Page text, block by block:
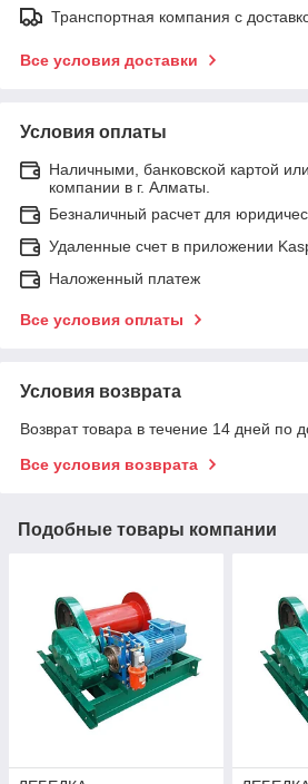
Транспортная компания с
Все условия доставки
Условия оплаты
Наличными, банковской картой
компании в г. Алматы.
Безналичный расчет для
Удаленные счет в приложении
Наложенный платеж
Все условия оплаты
Условия возврата
Возврат товара в течение 14 дней по
Все условия возврата
Подобные товары компании